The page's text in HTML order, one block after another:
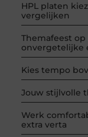
HPL platen
vergelijken
Themafeest
onvergetelijke
Kies tempo
Jouw stijlvolle
Werk
extra verta